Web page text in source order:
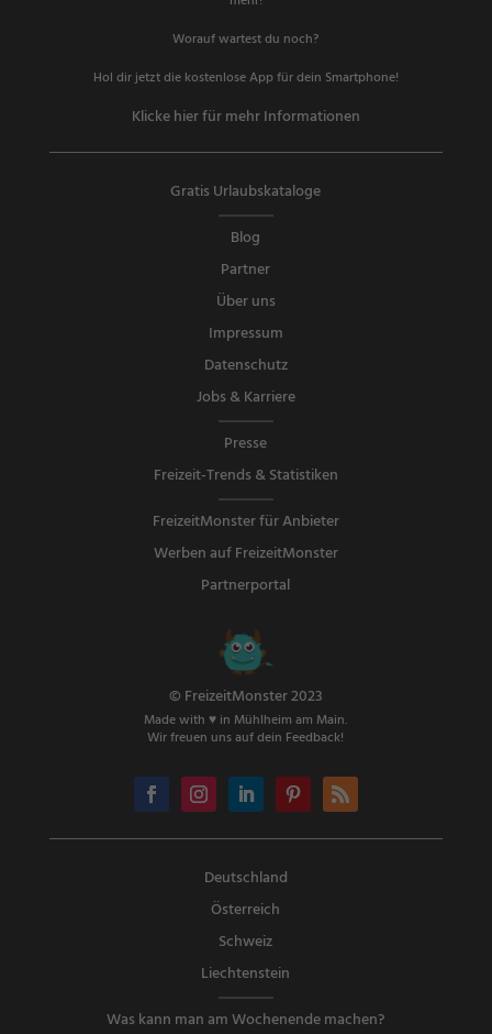
Worauf wartest du noch?
Hol dir jetzt die kostenlose App für dein Smartphone!
Klicke hier für mehr Informationen
Gratis Urlaubskataloge
Blog
Partner
Über uns
Impressum
Datenschutz
Jobs & Karriere
Presse
Freizeit-Trends & Statistiken
FreizeitMonster für Anbieter
Werben auf FreizeitMonster
Partnerportal
© FreizeitMonster 2023
Made with ♥ in Mühlheim am Main.
Wir freuen uns auf dein Feedback!
Deutschland
Österreich
Schweiz
Liechtenstein
Was kann man am Wochenende machen?